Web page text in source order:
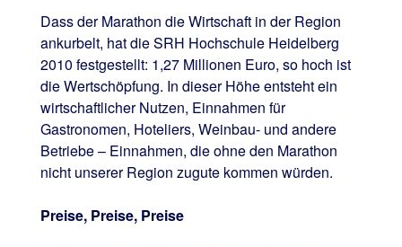
Dass der Marathon die Wirtschaft in der Region
ankurbelt, hat die SRH Hochschule Heidelberg
2010 festgestellt: 1,27 Millionen Euro, so hoch ist
die Wertschöpfung. In dieser Höhe entsteht ein
wirtschaftlicher Nutzen, Einnahmen für
Gastronomen, Hoteliers, Weinbau- und andere
Betriebe – Einnahmen, die ohne den Marathon
nicht unserer Region zugute kommen würden.
Preise, Preise, Preise